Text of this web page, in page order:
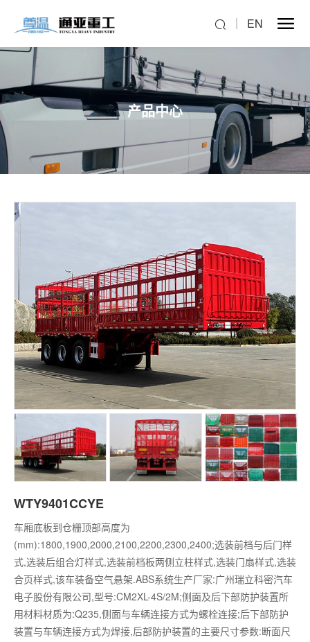
EN
产品中心
WTY9401CCYE
车厢底板到仓栅顶部高度为
(mm):1800,1900,2000,2100,2200,2300,2400;选装前档与后门样
式,选装后组合灯样式,选装前档板两侧立柱样式,选装门扇样式,选装
合页样式,该车装备空气悬架.ABS系统生产厂家:广州瑞立科密汽车
电子股份有限公司,型号:CM2XL-4S/2M;侧面及后下部防护装置所
用材料材质为:Q235,侧面与车辆连接方式为螺栓连接;后下部防护
装置与车辆连接方式为焊接,后部防护装置的主要尺寸参数:断面尺